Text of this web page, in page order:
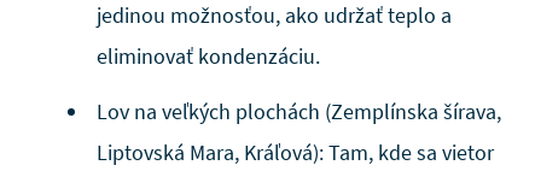
jedinou možnosťou, ako udržať teplo a
eliminovať kondenzáciu.
Lov na veľkých plochách (Zemplínska šírava,
Liptovská Mara, Kráľová): Tam, kde sa vietor